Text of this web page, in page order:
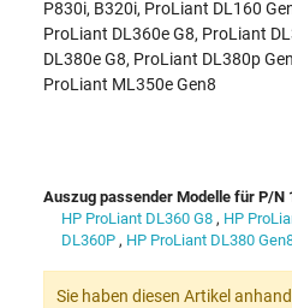
P830i, B320i, ProLiant DL160
ProLiant DL360e G8, ProLiant
DL380e G8, ProLiant DL380p
ProLiant ML350e Gen8
Auszug passender Modelle für P/N
HP ProLiant DL360 G8 , HP
DL360P , HP ProLiant DL380
Sie haben diesen Artikel